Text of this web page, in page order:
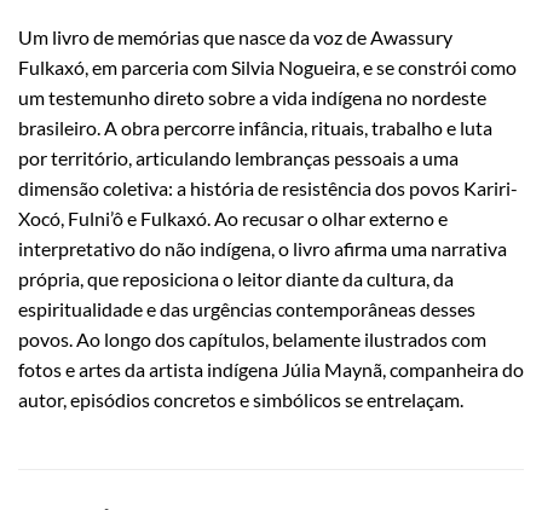
Um livro de memórias que nasce da voz de Awassury
Fulkaxó, em parceria com Silvia Nogueira, e se constrói como
um testemunho direto sobre a vida indígena no nordeste
brasileiro. A obra percorre infância, rituais, trabalho e luta
por território, articulando lembranças pessoais a uma
dimensão coletiva: a história de resistência dos povos Kariri-
Xocó, Fulni’ô e Fulkaxó. Ao recusar o olhar externo e
interpretativo do não indígena, o livro afirma uma narrativa
própria, que reposiciona o leitor diante da cultura, da
espiritualidade e das urgências contemporâneas desses
povos. Ao longo dos capítulos, belamente ilustrados com
fotos e artes da artista indígena Júlia Maynã, companheira do
autor, episódios concretos e simbólicos se entrelaçam.